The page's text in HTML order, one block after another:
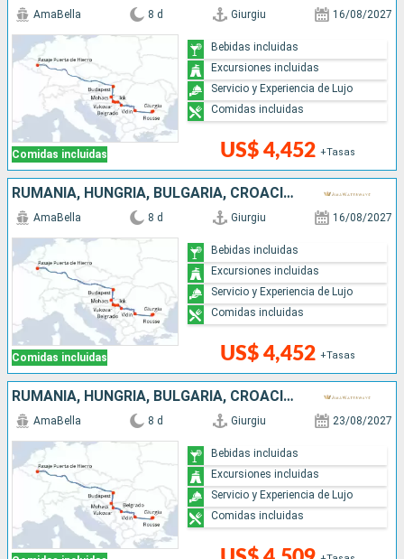
Comidas incluidas
AmaBella 8 d Giurgiu 16/08/2027
US$ 4,452 +Tasas
Bebidas incluidas
Excursiones incluidas
Servicio y Experiencia de Lujo
Comidas incluidas
RUMANIA, HUNGRÍA, BULGARIA, CROACIA, SERBIA
Comidas incluidas
AmaBella 8 d Giurgiu 16/08/2027
US$ 4,452 +Tasas
Bebidas incluidas
Excursiones incluidas
Servicio y Experiencia de Lujo
Comidas incluidas
RUMANIA, HUNGRÍA, BULGARIA, CROACIA, SERBIA
AmaBella 8 d Giurgiu 23/08/2027
Bebidas incluidas
Excursiones incluidas
Servicio y Experiencia de Lujo
Comidas incluidas